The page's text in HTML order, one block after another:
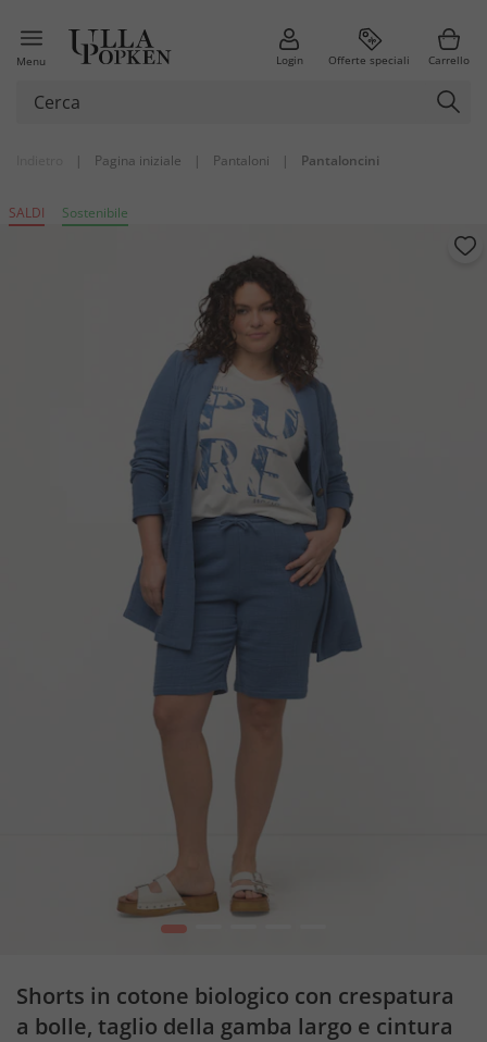
Menu Login Offerte speciali Carrello
| Pagina iniziale | Pantaloni | Pantaloncini
SALDI Sostenibile
1
Shorts in cotone biologico con crespatura
a bolle, taglio della gamba largo e cintura